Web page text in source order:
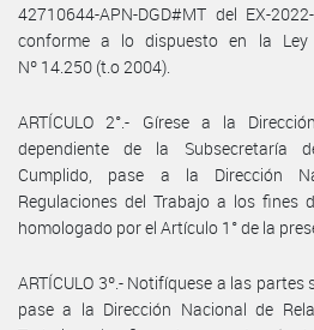
42710644-APN-DGD#MT del EX-
conforme a lo dispuesto en la Ley
Nº 14.250 (t.o 2004).
ARTÍCULO 2°.- Gírese a la
dependiente de la Subsecretaría
Cumplido, pase a la Dirección
Regulaciones del Trabajo a los fines
homologado por el Artículo 1° de la
ARTÍCULO 3º.- Notifíquese a las
pase a la Dirección Nacional de